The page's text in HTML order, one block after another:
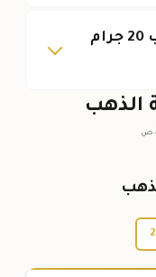
هل يمكن شراء سبيكة الذهب 20 جرام
الذهب
ص